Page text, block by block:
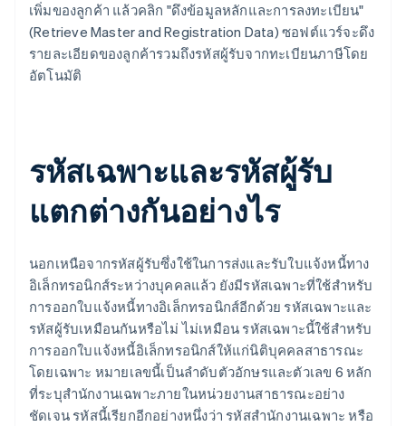
เพิ่มของลูกค้า แล้วคลิก "ดึงข้อมูลหลักและการลงทะเบียน"
(Retrieve Master and Registration Data) ซอฟต์แวร์จะดึง
รายละเอียดของลูกค้ารวมถึงรหัสผู้รับจากทะเบียนภาษีโดย
อัตโนมัติ
รหัสเฉพาะและรหัสผู้รับ
แตกต่างกันอย่างไร
นอกเหนือจากรหัสผู้รับซึ่งใช้ในการส่งและรับใบแจ้งหนี้ทาง
อิเล็กทรอนิกส์ระหว่างบุคคลแล้ว ยังมีรหัสเฉพาะที่ใช้สำหรับ
การออกใบแจ้งหนี้ทางอิเล็กทรอนิกส์อีกด้วย รหัสเฉพาะและ
รหัสผู้รับเหมือนกันหรือไม่ ไม่เหมือน รหัสเฉพาะนี้ใช้สําหรับ
การออกใบแจ้งหนี้อิเล็กทรอนิกส์ให้แก่นิติบุคคลสาธารณะ
โดยเฉพาะ หมายเลขนี้เป็นลำดับตัวอักษรและตัวเลข 6 หลัก
ที่ระบุสำนักงานเฉพาะภายในหน่วยงานสาธารณะอย่าง
ชัดเจน รหัสนี้เรียกอีกอย่างหนึ่งว่า รหัสสํานักงานเฉพาะ หรือ